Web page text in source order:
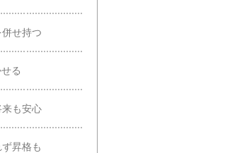
せ持つ
る
来も安心
昇格も